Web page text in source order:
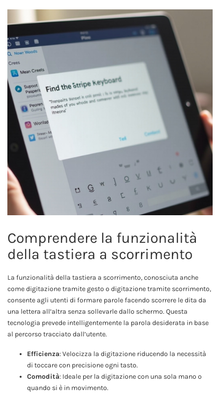
Comprendere la funzionalità
della tastiera a scorrimento
La funzionalità della tastiera a scorrimento, conosciuta anche
come digitazione tramite gesto o digitazione tramite scorrimento,
consente agli utenti di formare parole facendo scorrere le dita da
una lettera all’altra senza sollevarle dallo schermo. Questa
tecnologia prevede intelligentemente la parola desiderata in base
al percorso tracciato dall’utente.
Efficienza: Velocizza la digitazione riducendo la necessità
di toccare con precisione ogni tasto.
Comodità: Ideale per la digitazione con una sola mano o
quando si è in movimento.